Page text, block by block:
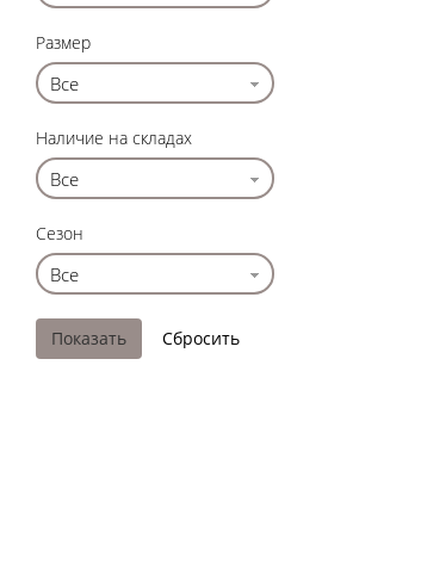
Размер
Все
Наличие на складах
Все
Сезон
Все
Кардиганы
Футболки
Комбинезоны
Топы
Шорты
Аксессуары